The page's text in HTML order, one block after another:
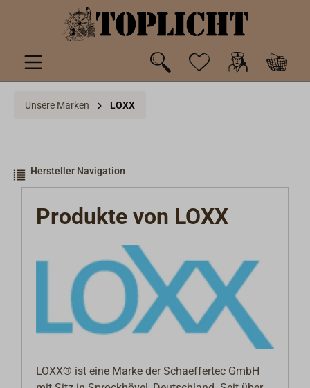
springen
Unsere Marken LOXX
Hersteller Navigation
Produkte von LOXX
LOXX® ist eine Marke der Schaeffertec GmbH